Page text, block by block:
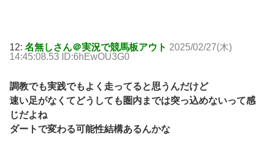
12: 名無しさん＠実況で競馬板アウト 2025/02/27(木)
14:45:08.53 ID:6hEwOU3G0
調教でも実践でもよく走ってると思うんだけど
速い足がなくてどうしても圏内までは突っ込めないって感
じだよね
ダートで変わる可能性結構あるんかな